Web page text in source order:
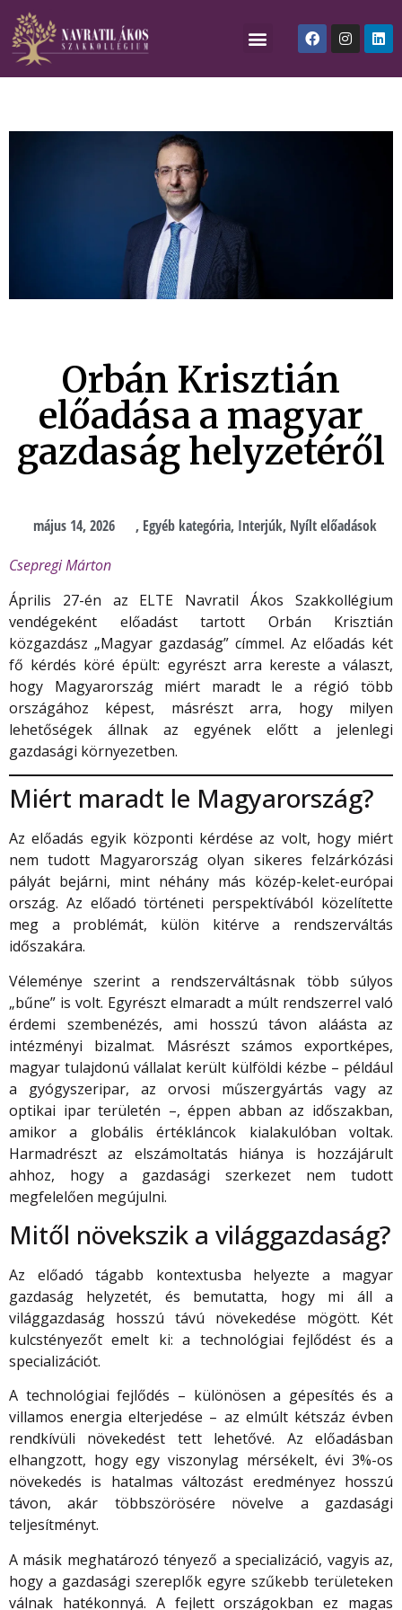
Orbán Krisztián
előadása a magyar
gazdaság helyzetéről
május 14, 2026 , Egyéb kategória, Interjúk, Nyílt előadások
Csepregi Márton
Április 27-én az ELTE Navratil Ákos Szakkollégium
vendégeként előadást tartott Orbán Krisztián
közgazdász „Magyar gazdaság” címmel. Az előadás két
fő kérdés köré épült: egyrészt arra kereste a választ,
hogy Magyarország miért maradt le a régió több
országához képest, másrészt arra, hogy milyen
lehetőségek állnak az egyének előtt a jelenlegi
gazdasági környezetben.
Miért maradt le Magyarország?
Az előadás egyik központi kérdése az volt, hogy miért
nem tudott Magyarország olyan sikeres felzárkózási
pályát bejárni, mint néhány más közép-kelet-európai
ország. Az előadó történeti perspektívából közelítette
meg a problémát, külön kitérve a rendszerváltás
időszakára.
Véleménye szerint a rendszerváltásnak több súlyos
„bűne” is volt. Egyrészt elmaradt a múlt rendszerrel való
érdemi szembenézés, ami hosszú távon aláásta az
intézményi bizalmat. Másrészt számos exportképes,
magyar tulajdonú vállalat került külföldi kézbe – például
a gyógyszeripar, az orvosi műszergyártás vagy az
optikai ipar területén –, éppen abban az időszakban,
amikor a globális értékláncok kialakulóban voltak.
Harmadrészt az elszámoltatás hiánya is hozzájárult
ahhoz, hogy a gazdasági szerkezet nem tudott
megfelelően megújulni.
Mitől növekszik a világgazdaság?
Az előadó tágabb kontextusba helyezte a magyar
gazdaság helyzetét, és bemutatta, hogy mi áll a
világgazdaság hosszú távú növekedése mögött. Két
kulcstényezőt emelt ki: a technológiai fejlődést és a
specializációt.
A technológiai fejlődés – különösen a gépesítés és a
villamos energia elterjedése – az elmúlt kétszáz évben
rendkívüli növekedést tett lehetővé. Az előadásban
elhangzott, hogy egy viszonylag mérsékelt, évi 3%-os
növekedés is hatalmas változást eredményez hosszú
távon, akár többszörösére növelve a gazdasági
teljesítményt.
A másik meghatározó tényező a specializáció, vagyis az,
hogy a gazdasági szereplők egyre szűkebb területeken
válnak hatékonnyá. A fejlett országokban ez magas